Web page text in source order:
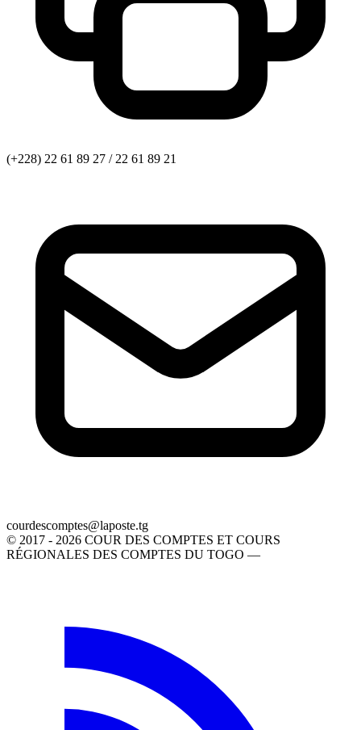
(+228) 22 61 89 27 / 22 61 89 21
gt.etsopal@setpmocsedruoc
© 2017 - 2026 COUR DES COMPTES ET COURS
RÉGIONALES DES COMPTES DU TOGO —